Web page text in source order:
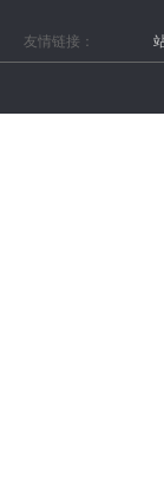
友情链接：